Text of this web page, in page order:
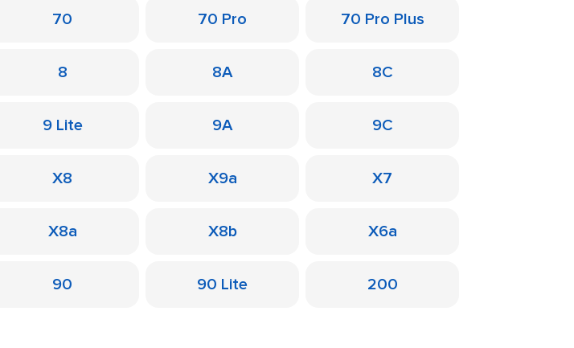
70 70 Pro 70 Pro Plus
8 8A 8C
9 Lite 9A 9C
X8 X9a X7
X8a X8b X6a
90 90 Lite 200